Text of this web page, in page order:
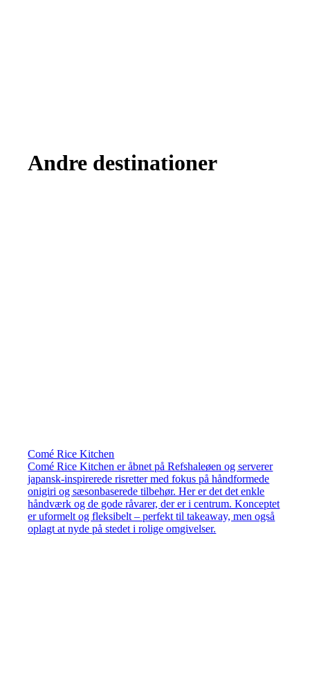
Andre destinationer
Comé Rice Kitchen
Comé Rice Kitchen er åbnet på Refshaleøen og serverer
japansk-inspirerede risretter med fokus på håndformede
onigiri og sæsonbaserede tilbehør. Her er det det enkle
håndværk og de gode råvarer, der er i centrum. Konceptet
er uformelt og fleksibelt – perfekt til takeaway, men også
oplagt at nyde på stedet i rolige omgivelser.